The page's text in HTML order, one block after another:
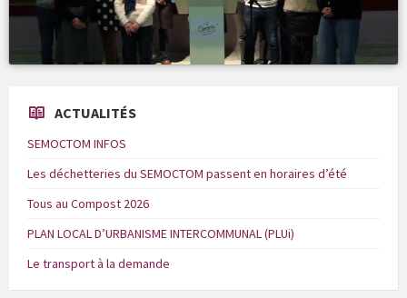
ACTUALITÉS
SEMOCTOM INFOS
Les déchetteries du SEMOCTOM passent en horaires d’été
Tous au Compost 2026
PLAN LOCAL D’URBANISME INTERCOMMUNAL (PLUi)
Le transport à la demande